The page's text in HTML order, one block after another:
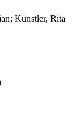
; Künstler, Rita